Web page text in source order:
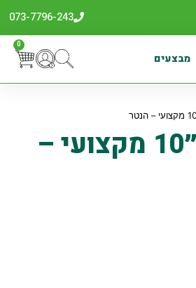
073-7796-243
מבצעים
0
פלייר משאבות כתום אפור ״10 מקצועי –